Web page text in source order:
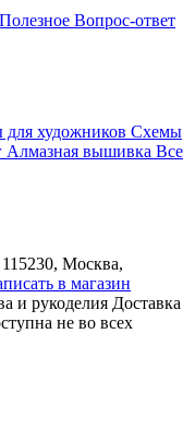
Полезное Вопрос-ответ
для художников Схемы
Алмазная вышивка Все
115230, Москва,
в магазин
и рукоделия Доставка
не во всех